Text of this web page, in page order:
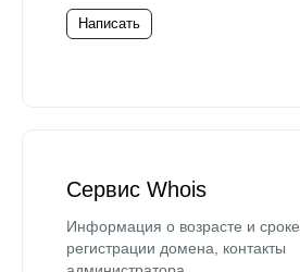
Написать
Сервис Whois
Информация о возрасте и сроке
регистрации домена, контакты